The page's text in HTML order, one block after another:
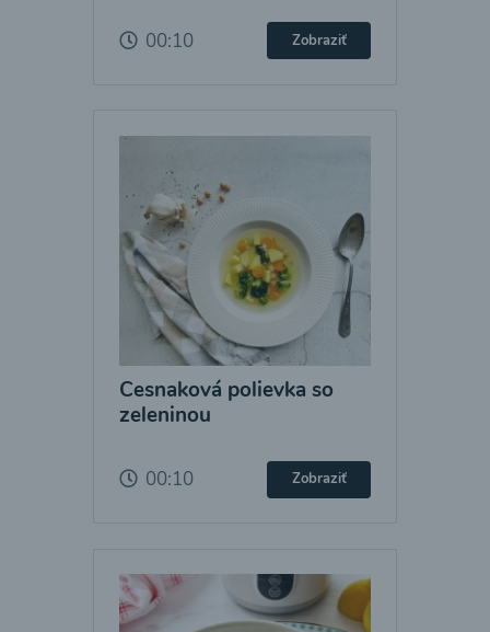
00:10 Zobraziť
Cesnaková polievka so
zeleninou
00:10 Zobraziť